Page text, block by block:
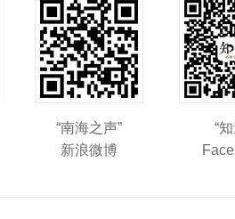
“南海之声”
新浪微博
“